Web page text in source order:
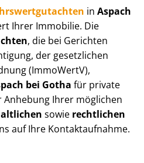
inAspach
Ihrer Immobilie. Die
, die bei Gerichten
der gesetzlichen
(ImmoWertV),
bei Gotha für private
Anhebung Ihrer möglichen
sowie rechtlichen
auf Ihre Kontaktaufnahme.